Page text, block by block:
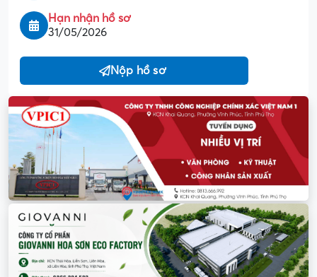
Hạn nhận hồ sơ
31/05/2026
Nộp hồ sơ